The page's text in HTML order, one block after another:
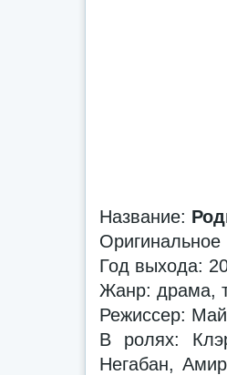
Название:
Год выхода:
Жанр: драма,
Режиссер:
В ролях:
Негабан,